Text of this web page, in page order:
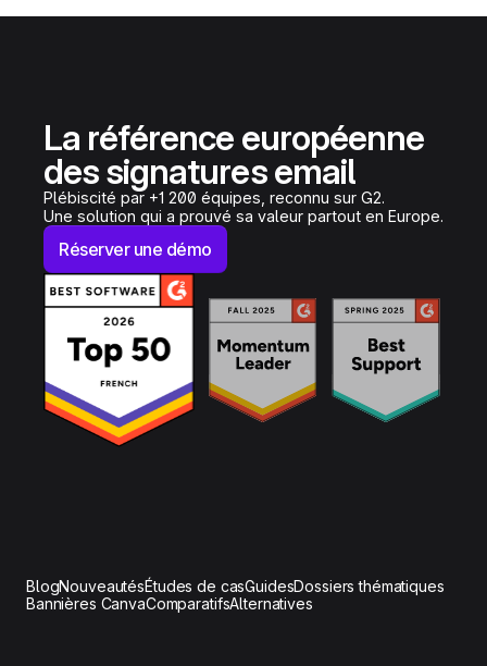
La référence européenne
des signatures email
Plébiscité par +1 200 équipes, reconnu sur G2.
Une solution qui a prouvé sa valeur partout en Europe.
Réserver une démo
BlogNouveautésÉtudes de casGuidesDossiers thématiques
Bannières CanvaComparatifsAlternatives